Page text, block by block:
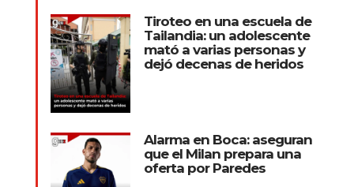
Tiroteo en una escuela de
Tailandia: un adolescente
mató a varias personas y
dejó decenas de heridos
Alarma en Boca: aseguran
que el Milan prepara una
oferta por Paredes